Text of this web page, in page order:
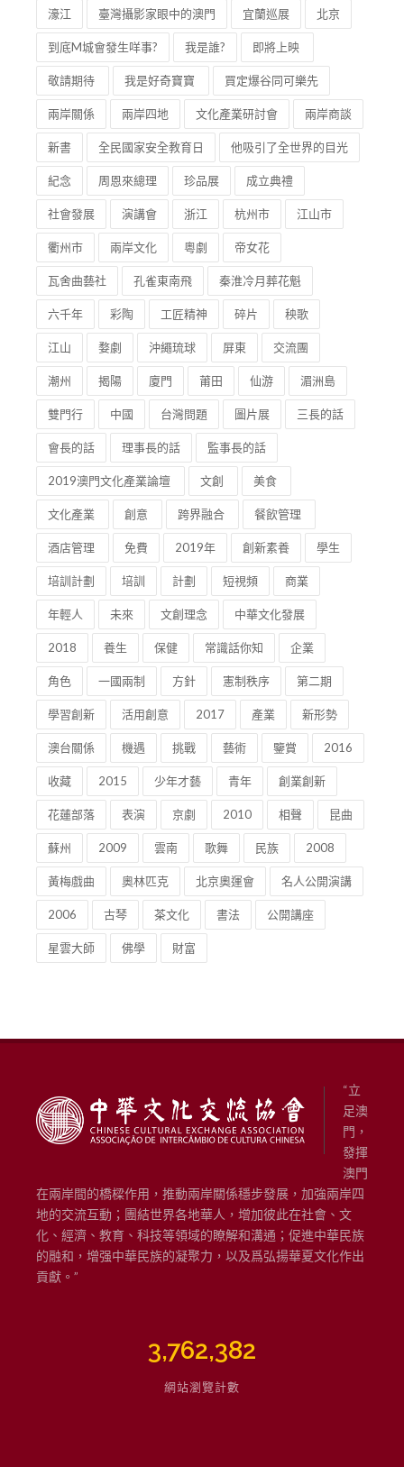
濠江 臺灣攝影家眼中的澳門 宜蘭巡展 北京
到底M城會發生咩事? 我是誰? 即將上映
敬請期待 我是好奇寶寶 買定爆谷同可樂先
兩岸關係 兩岸四地 文化產業研討會 兩岸商談
新書 全民國家安全教育日 他吸引了全世界的目光
紀念 周恩來總理 珍品展 成立典禮
社會發展 演講會 浙江 杭州市 江山市
衢州市 兩岸文化 粵劇 帝女花
瓦舍曲藝社 孔雀東南飛 秦淮冷月葬花魁
六千年 彩陶 工匠精神 碎片 秧歌
江山 婺劇 沖繩琉球 屏東 交流團
潮州 揭陽 廈門 莆田 仙游 湄洲島
雙門行 中國 台灣問題 圖片展 三長的話
會長的話 理事長的話 監事長的話
2019澳門文化產業論壇 文創 美食
文化產業 創意 跨界融合 餐飲管理
酒店管理 免費 2019年 創新素養 學生
培訓計劃 培訓 計劃 短視頻 商業
年輕人 未來 文創理念 中華文化發展
2018 養生 保健 常識話你知 企業
角色 一國兩制 方針 憲制秩序 第二期
學習創新 活用創意 2017 產業 新形勢
澳台關係 機遇 挑戰 藝術 鑒賞 2016
收藏 2015 少年才藝 青年 創業創新
花蓮部落 表演 京劇 2010 相聲 昆曲
蘇州 2009 雲南 歌舞 民族 2008
黃梅戲曲 奧林匹克 北京奧運會 名人公開演講
2006 古琴 茶文化 書法 公開講座
星雲大師 佛學 財富
“立
足澳
門，
發揮
澳門
在兩岸間的橋樑作用，推動兩岸關係穩步發展，加強兩岸四
地的交流互動；團結世界各地華人，增加彼此在社會、文
化、經濟、教育、科技等領域的瞭解和溝通；促進中華民族
的融和，增强中華民族的凝聚力，以及爲弘揚華夏文化作出
貢獻。”
3,762,382
網站瀏覽計數